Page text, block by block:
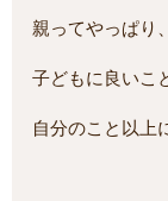
親ってやっぱり、
子どもに良いこ
自分のこと以上